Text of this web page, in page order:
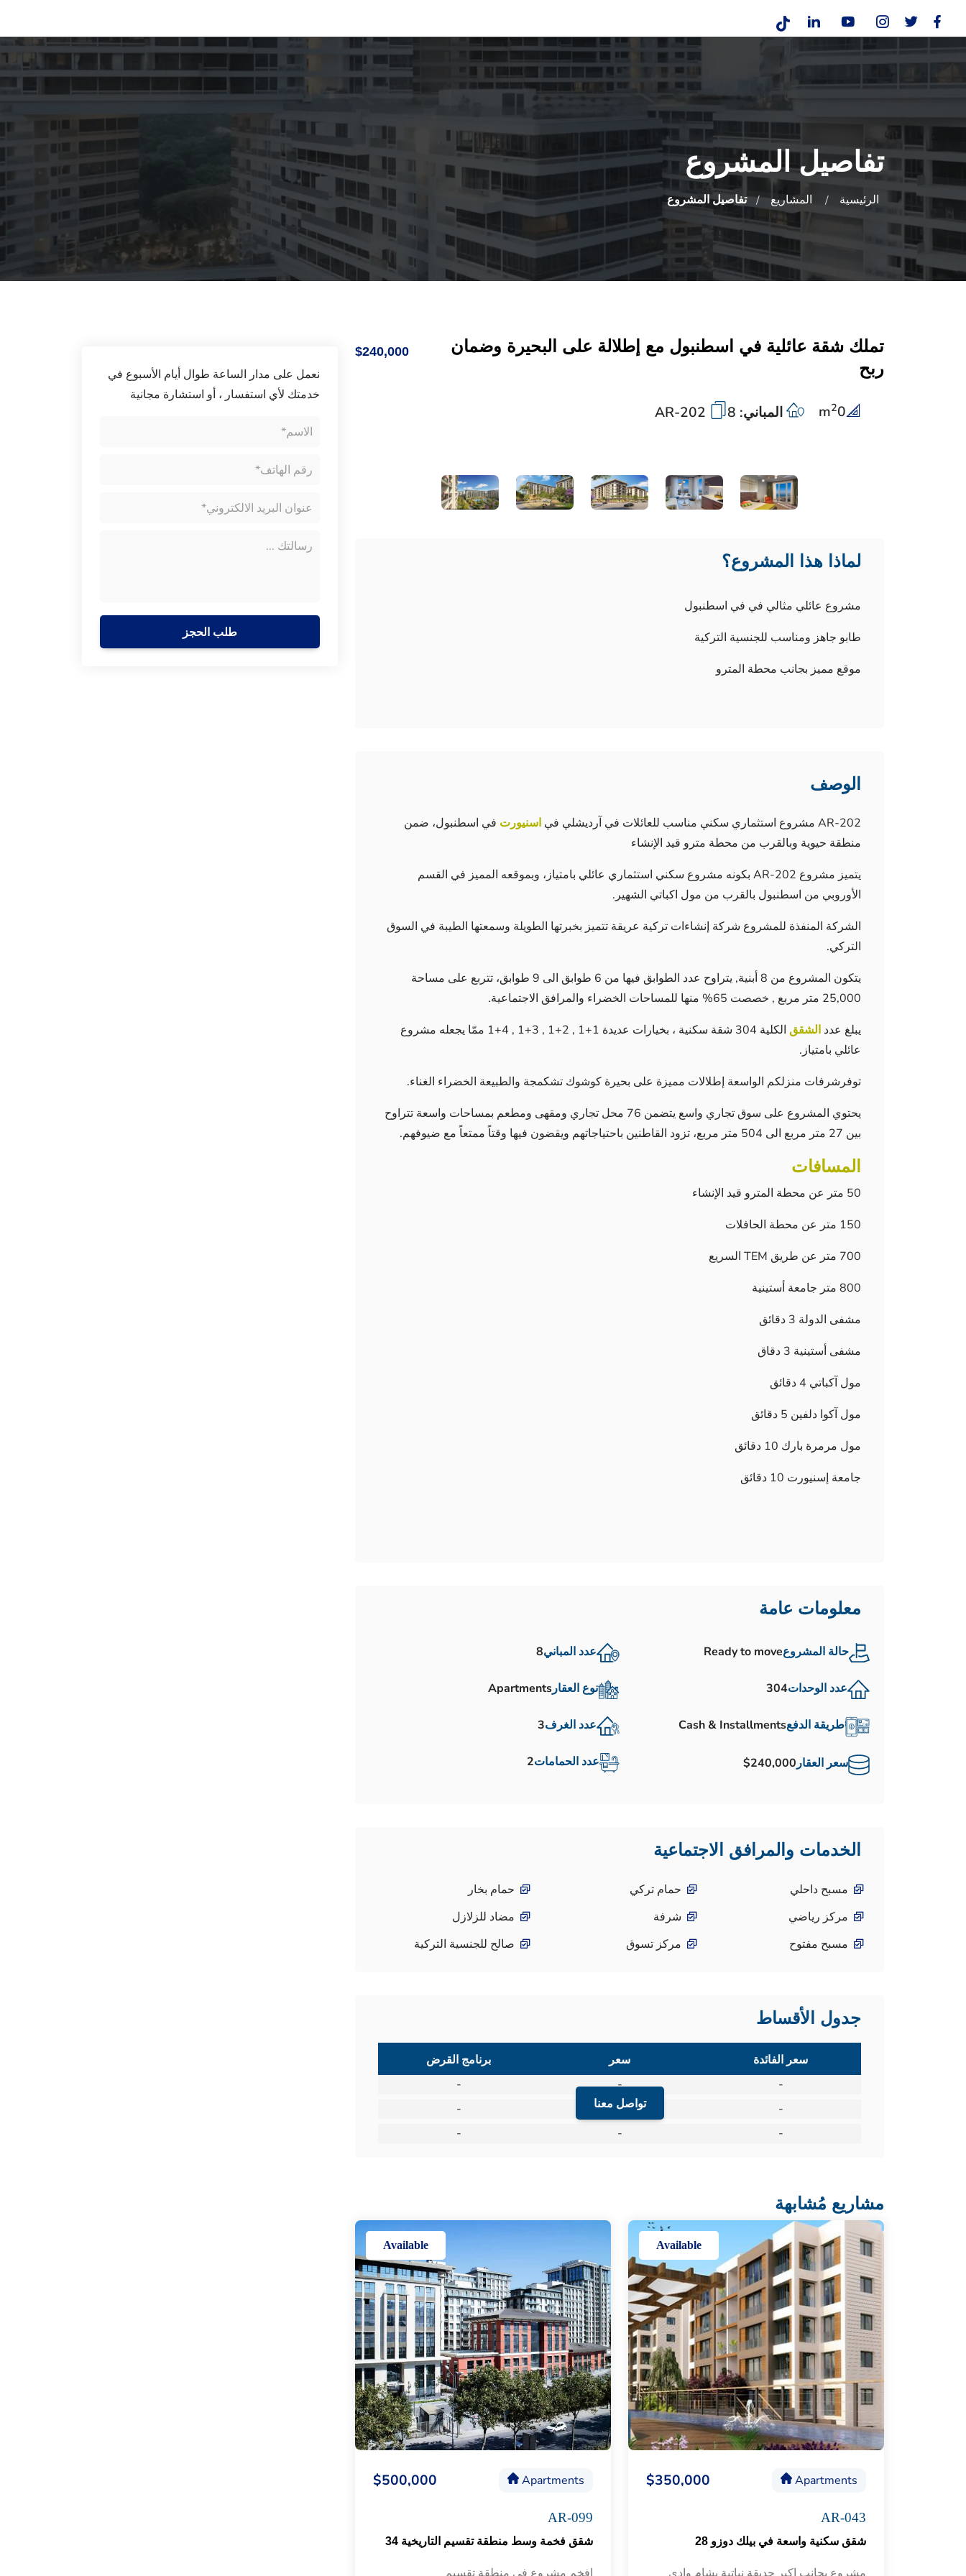
تفاصيل المشروع
الرئيسية المشاريع تفاصيل المشروع
تملك شقة عائلية في اسطنبول مع إطلالة على البحيرة وضمان
ربح
$240,000
0
m2 المباني: 8
لماذا هذا المشروع؟
مشروع عائلي مثالي في في اسطنبول
طابو جاهز ومناسب للجنسية التركية
موقع مميز بجانب محطة المترو
الوصف
AR-202 مشروع استثماري سكني مناسب للعائلات في آرديشلي في اسنيورت في اسطنبول، ضمن
منطقة حيوية وبالقرب من محطة مترو قيد الإنشاء
يتميز مشروع AR-202 بكونه مشروع سكني استثماري عائلي بامتياز، وبموقعه المميز في القسم
الأوروبي من اسطنبول بالقرب من مول اكباتي الشهير.
الشركة المنفذة للمشروع شركة إنشاءات تركية عريقة تتميز بخبرتها الطويلة وسمعتها الطيبة في السوق
التركي.
يتكون المشروع من 8 أبنية, يتراوح عدد الطوابق فيها من 6 طوابق الى 9 طوابق، تتربع على مساحة
25,000 متر مربع , خصصت 65% منها للمساحات الخضراء والمرافق الاجتماعية.
يبلغ عدد الشقق
الكلية 304 شقة سكنية ، بخيارات عديدة 1+1 , 2+1 , 3+1 , 4+1 ممّا يجعله مشروع
عائلي بامتياز.
توفرشرفات منزلكم الواسعة إطلالات مميزة على بحيرة كوشوك تشكمجة والطبيعة الخضراء الغناء.
يحتوي المشروع على سوق تجاري واسع يتضمن 76 محل تجاري ومقهى ومطعم بمساحات واسعة تتراوح
بين 27 متر مربع الى 504 متر مربع، تزود القاطنين باحتياجاتهم ويقضون فيها وقتاً ممتعاً مع ضيوفهم.
المسافات
50 متر عن محطة المترو قيد الإنشاء
150 متر عن محطة الحافلات
700 متر عن طريق TEM السريع
800 متر جامعة أستينية
مشفى الدولة 3 دقائق
مشفى أستينية 3 دقاق
مول آكباتي 4 دقائق
مول آكوا دلفين 5 دقائق
مول مرمرة بارك 10 دقائق
جامعة إسنيورت 10 دقائق
معلومات عامة
حالة المشروعReady to move
عدد الوحدات304
طريقة الدفعCash & Installments
سعر العقار$240,000
عدد المباني8
نوع العقارApartments
عدد الغرف3
عدد الحمامات2
الخدمات والمرافق الاجتماعية
مسبح داحلي حمام تركي
حمام بخار
مركز رياضي
شرفة
مضاد للزلازل
مسبح مفتوح
مركز تسوق صالح للجنسية التركية
جدول الأقساط
تواصل معنا
سعر الفائدة سعر
برنامج القرض
-
-
-
-
-
-
-
-
-
نعمل على مدار الساعة طوال أيام الأسبوع في
خدمتك لأي استفسار ، أو استشارة مجانية
طلب الحجز
مشاريع مُشابهة
Available
Apartments
$350,000
AR-043
شقق سكنية واسعة في بيلك دوزو 28
Available
Apartments
$500,000
AR-099
شقق فخمة وسط منطقة تقسيم التاريخية 34